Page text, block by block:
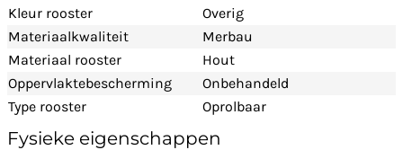
Kleur rooster
Overig
Materiaalkwaliteit
Merbau
Materiaal rooster
Hout
Oppervlaktebescherming
Onbehandeld
Type rooster
Oprolbaar
Fysieke eigenschappen